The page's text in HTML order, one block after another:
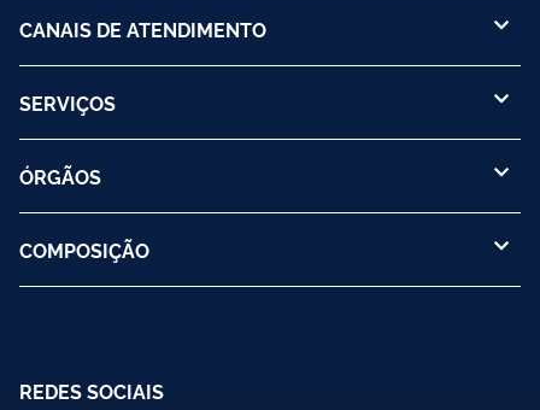
CANAIS DE ATENDIMENTO
SERVIÇOS
ÓRGÃOS
COMPOSIÇÃO
REDES SOCIAIS